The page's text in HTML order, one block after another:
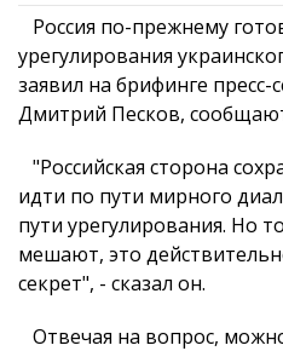
Россия по-прежнему
урегулирования
заявил на брифинге пресс-
Дмитрий Песков,
"Российская сторона
идти по пути мирного
пути урегулирования. Но
мешают, это
секрет", - сказал он.
Отвечая на вопрос,